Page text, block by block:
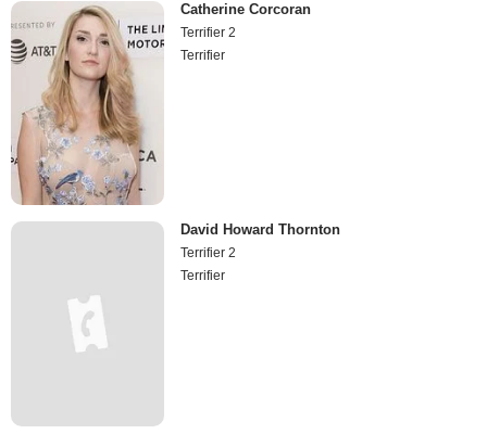
Catherine Corcoran
Terrifier 2
Terrifier
David Howard Thornton
Terrifier 2
Terrifier